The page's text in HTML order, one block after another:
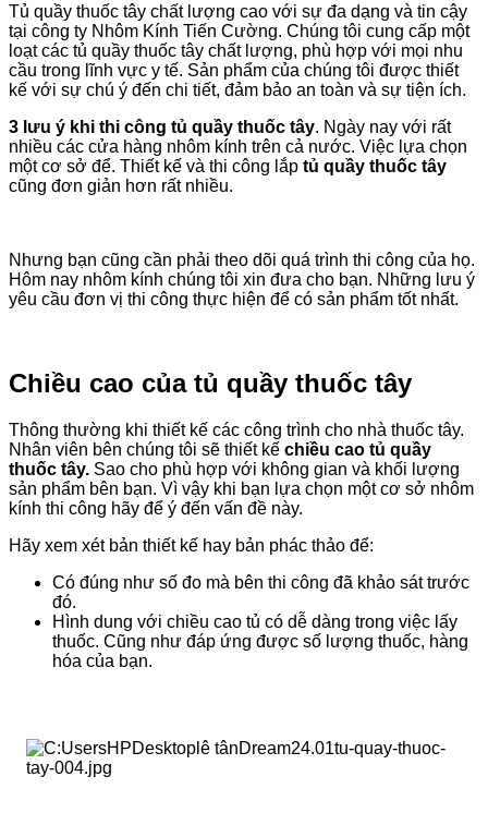
Tủ quầy thuốc tây chất lượng cao với sự đa dạng và tin cậy
tại công ty Nhôm Kính Tiến Cường. Chúng tôi cung cấp một
loạt các tủ quầy thuốc tây chất lượng, phù hợp với mọi nhu
cầu trong lĩnh vực y tế. Sản phẩm của chúng tôi được thiết
kế với sự chú ý đến chi tiết, đảm bảo an toàn và sự tiện ích.
3 lưu ý khi thi công tủ quầy thuốc tây. Ngày nay với rất
nhiều các cửa hàng nhôm kính trên cả nước. Việc lựa chọn
một cơ sở để. Thiết kế và thi công lắp tủ quầy thuốc tây
cũng đơn giản hơn rất nhiều.
Nhưng bạn cũng cần phải theo dõi quá trình thi công của họ.
Hôm nay nhôm kính chúng tôi xin đưa cho bạn. Những lưu ý
yêu cầu đơn vị thi công thực hiện để có sản phẩm tốt nhất.
Chiều cao của tủ quầy thuốc tây
Thông thường khi thiết kế các công trình cho nhà thuốc tây.
Nhân viên bên chúng tôi sẽ thiết kế chiều cao tủ quầy
thuốc tây. Sao cho phù hợp với không gian và khối lượng
sản phẩm bên bạn. Vì vậy khi bạn lựa chọn một cơ sở nhôm
kính thi công hãy để ý đến vấn đề này.
Hãy xem xét bản thiết kế hay bản phác thảo để:
Có đúng như số đo mà bên thi công đã khảo sát trước
đó.
Hình dung với chiều cao tủ có dễ dàng trong việc lấy
thuốc. Cũng như đáp ứng được số lượng thuốc, hàng
hóa của bạn.